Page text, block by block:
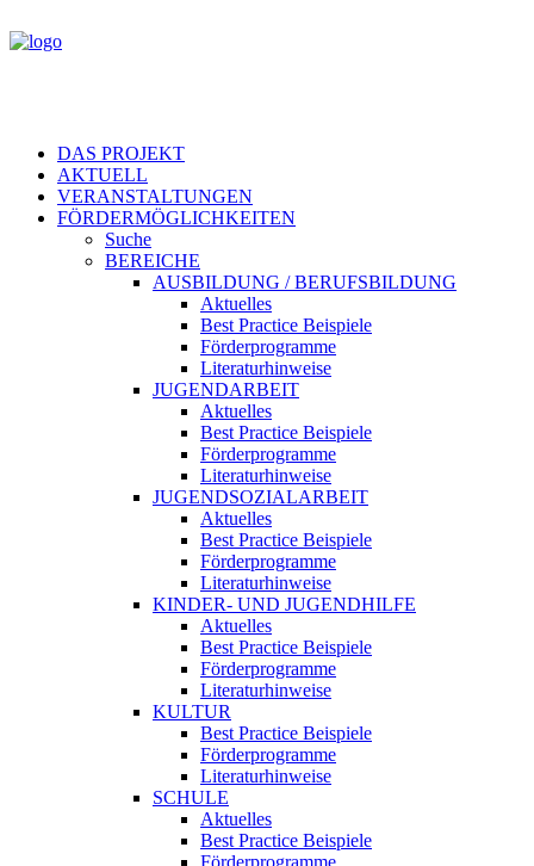
DAS PROJEKT
AKTUELL
VERANSTALTUNGEN
FÖRDERMÖGLICHKEITEN
Suche
BEREICHE
AUSBILDUNG / BERUFSBILDUNG
Aktuelles
Best Practice Beispiele
Förderprogramme
Literaturhinweise
JUGENDARBEIT
Aktuelles
Best Practice Beispiele
Förderprogramme
Literaturhinweise
JUGENDSOZIALARBEIT
Aktuelles
Best Practice Beispiele
Förderprogramme
Literaturhinweise
KINDER- UND JUGENDHILFE
Aktuelles
Best Practice Beispiele
Förderprogramme
Literaturhinweise
KULTUR
Best Practice Beispiele
Förderprogramme
Literaturhinweise
SCHULE
Aktuelles
Best Practice Beispiele
Förderprogramme